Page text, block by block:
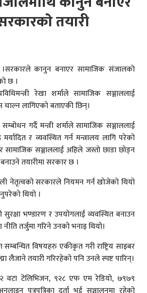
तयारी
कानुन बनाएर सामाजिक संजालकाे
छ ।
रेखा शर्माले सामाजिक सञ्जाललाई
चाल्न लागिएकाे बताएकी छिन्।
गर्दै मन्त्री शर्माले सामाजिक सञ्जाललाई
र व्यवस्थित गर्न मन्त्रालय लागि परेको
सञ्जाललाई अहिले जस्ताे छाडा छाेड्न
तयारीमा सरकार छ ।
नेतृत्वकाे सरकारले नियमन गर्न खाेजेकाे थियाे
थियाे ।
भण्डारण र उपयोगलाई व्यवस्थित बनाउन
नीति तर्जुमा गरिने उनको भनाइ थियो।
विषयहरु एकीकृत गरी राष्ट्रिय साइबर
लैजाने तयारी गरिरहेको पनि उनले स्पष्ट पारिन्।
वटा टेलिभिजन, ९२८ एफ एम रेडियो, ७९७९